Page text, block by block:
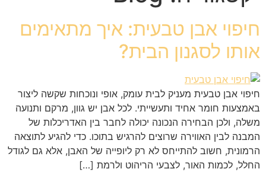
חיפוי אבן טבעית: איך מתאימים
אותו לסגנון הבית?
חיפוי אבן טבעית מעניק לבית עומק, אופי ונוכחות שקשה ליצור
באמצעות חומר אחיד ותעשייתי. לכל אבן יש גוון, מרקם ותנועה
משלה, ולכן הבחירה הנכונה יכולה לחבר בין האדריכלות של
המבנה לבין האווירה שרוצים להרגיש בתוכו. כדי להגיע לתוצאה
הרמונית, חשוב להתייחס לא רק ליופייה של האבן, אלא גם לגודל
החלל, לכמות האור, לצבעי הריהוט ולרמת […]